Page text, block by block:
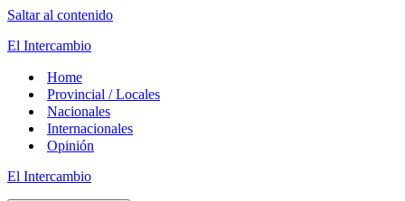
Saltar al contenido
El Intercambio
Home
Provincial / Locales
Nacionales
Internacionales
Opinión
El Intercambio